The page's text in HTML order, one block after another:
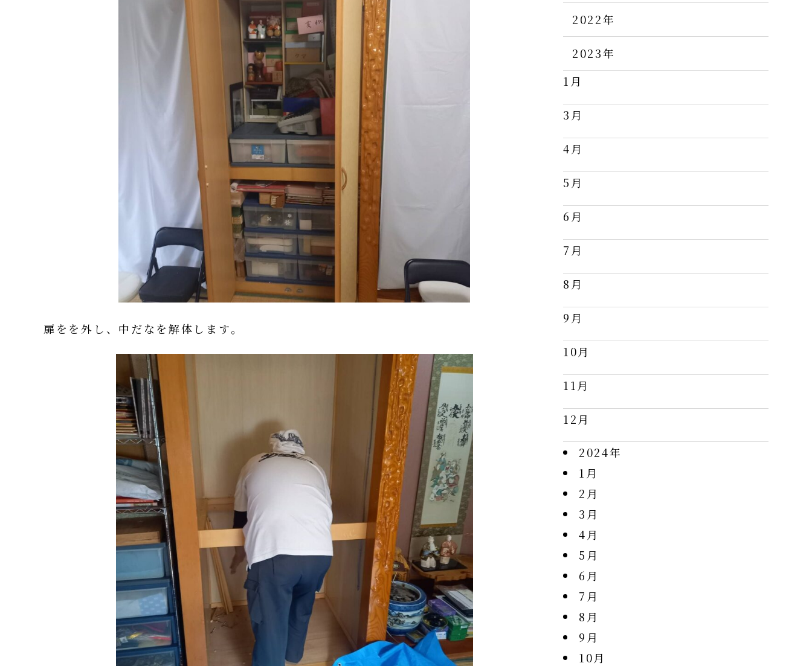
扉をを外し、中だなを解体します。
2022年
11月
2023年
1月
3月
4月
5月
6月
7月
8月
9月
10月
11月
12月
2024年
1月
2月
3月
4月
5月
6月
7月
8月
9月
10月